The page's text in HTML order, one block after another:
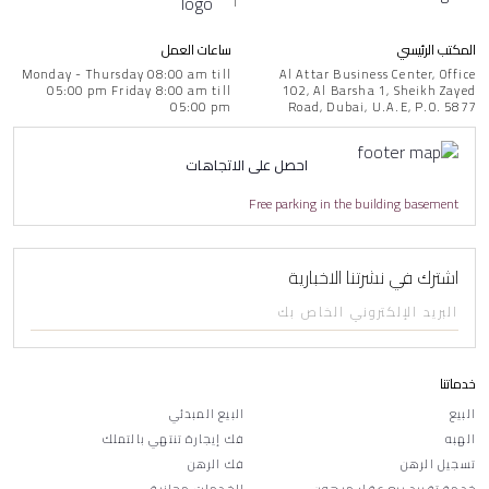
المكتب الرئيسي
Al Attar Business Center, Office
102, Al Barsha 1, Sheikh Zayed
Road, Dubai, U.A.E, P.O. 5877
ساعات العمل
Monday - Thursday 08:00 am till
05:00 pm Friday 8:00 am till
05:00 pm
احصل على الاتجاهات
Free parking in the building basement
اشترك في نشرتنا الاخبارية
خدماتنا
البيع
البيع المبدئي
الهبه
فك إيجارة تنتهي بالتملك
تسجيل الرهن
فك الرهن